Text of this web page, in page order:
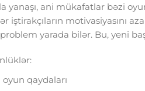
yanaşı, ani mükafatlar bəzi
iştirakçıların motivasiyasını
problem yarada bilər. Bu, yeni
oyun qaydaları